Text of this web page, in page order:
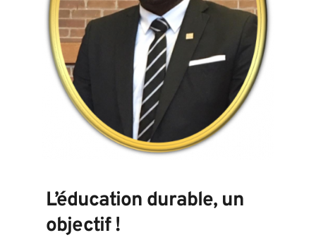
L’éducation durable, un
objectif !